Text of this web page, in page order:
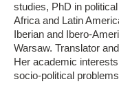
studies, PhD in
Africa and Latin
Iberian and Ibero-
Warsaw. Translator
Her academic
socio-political